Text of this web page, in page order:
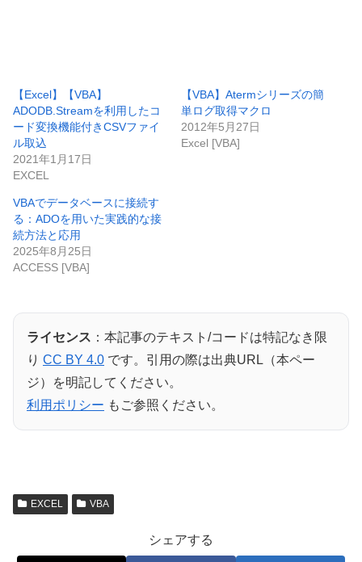
【Excel】【VBA】
ADODB.Streamを利用したコ
ード変換機能付きCSVファイ
ル取込
2021年1月17日
EXCEL
【VBA】Atermシリーズの簡
単ログ取得マクロ
2012年5月27日
Excel [VBA]
VBAでデータベースに接続す
る：ADOを用いた実践的な接
続方法と応用
2025年8月25日
ACCESS [VBA]
ライセンス ：本記事のテキスト/コードは特記なき限
り CC BY 4.0 です。引用の際は出典URL（本ペー
ジ）を明記してください。
利用ポリシー もご参照ください。
EXCEL VBA
シェアする